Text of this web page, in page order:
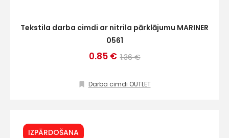
Tekstila darba cimdi ar nitrila pārklājumu MARINER
0561
0.85 € 1.36 €
Darba cimdi OUTLET
IZPĀRDOŠANA
lietošanas noteikumiem